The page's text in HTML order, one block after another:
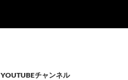
YOUTUBEチャンネル